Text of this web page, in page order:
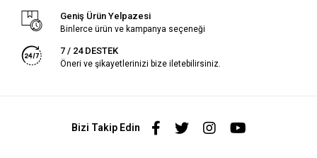
Geniş Ürün Yelpazesi
Binlerce ürün ve kampanya seçeneği
7 / 24 DESTEK
Öneri ve şikayetlerinizi bize iletebilirsiniz.
Bizi Takip Edin